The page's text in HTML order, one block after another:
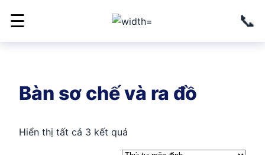
☰ 📞
Bàn sơ chế và ra đồ
Hiển thị tất cả 3 kết quả